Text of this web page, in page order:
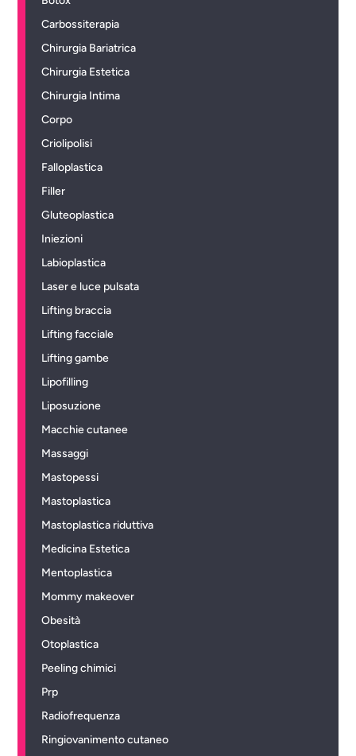
Carbossiterapia
Chirurgia Bariatrica
Chirurgia Estetica
Chirurgia Intima
Corpo
Criolipolisi
Falloplastica
Filler
Gluteoplastica
Iniezioni
Labioplastica
Laser e luce pulsata
Lifting braccia
Lifting facciale
Lifting gambe
Lipofilling
Liposuzione
Macchie cutanee
Massaggi
Mastopessi
Mastoplastica
Mastoplastica riduttiva
Medicina Estetica
Mentoplastica
Mommy makeover
Obesità
Otoplastica
Peeling chimici
Prp
Radiofrequenza
Ringiovanimento cutaneo